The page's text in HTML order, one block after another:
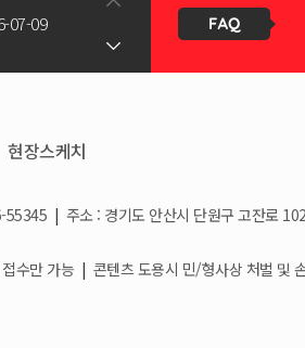
07-09
03-25
현장스케치
55345 | 주소 : 경기도 안산시 단원구 고잔로
수만 가능 | 콘텐츠 도용시 민/형사상 처벌 및